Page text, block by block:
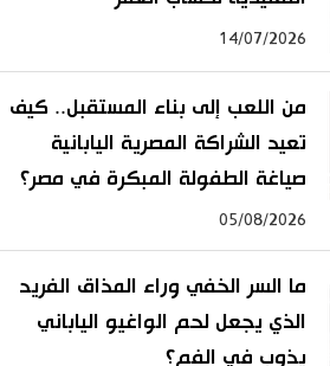
14/07/2026
من اللعب إلى بناء المستقبل.. كيف
تعيد الشراكة المصرية اليابانية
صياغة الطفولة المبكرة في مصر؟
05/08/2026
ما السر الخفي وراء المذاق الفريد
الذي يجعل لحم الواغيو الياباني
يذوب في الفم؟